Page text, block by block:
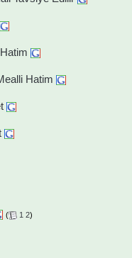
Hatim
( 1 2)